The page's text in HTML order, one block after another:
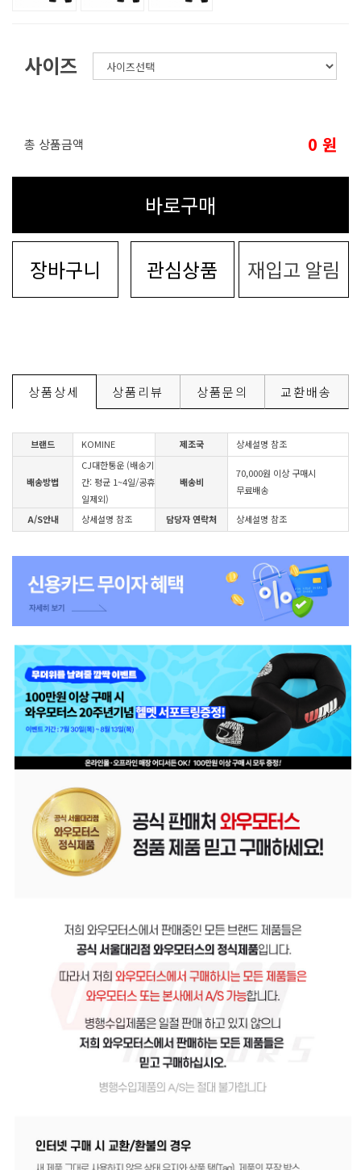
사이즈
총 상품금액 0 원
바로구매
장바구니 관심상품 재입고 알림
상품상세 상품리뷰 상품문의 교환배송
브랜드 KOMINE 제조국 상세설명 참조
배송방법
CJ대한통운 (배송기
간: 평균 1~4일/공휴
일제외)
배송비
70,000원 이상 구매시
무료배송
A/S안내 상세설명 참조 담당자 연락처 상세설명 참조